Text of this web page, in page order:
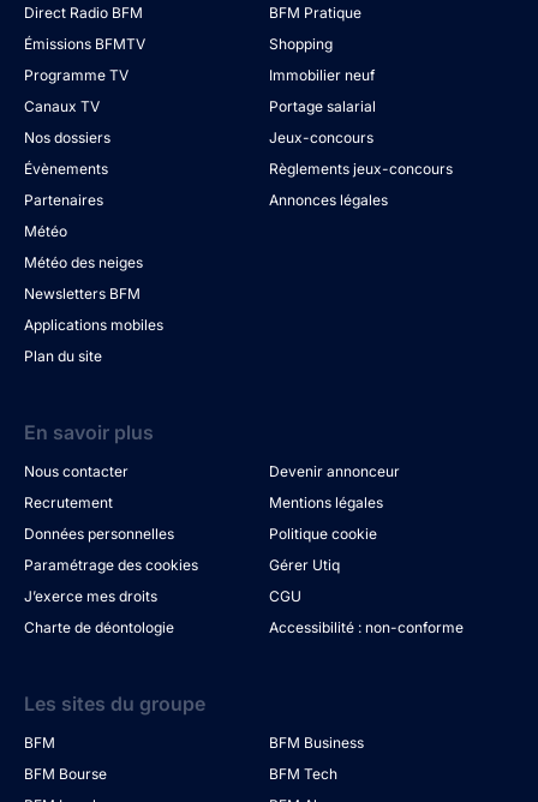
Direct Radio BFM
Émissions BFMTV
Programme TV
Canaux TV
Nos dossiers
Évènements
Partenaires
Météo
Météo des neiges
Newsletters BFM
Applications mobiles
Plan du site
BFM Pratique
Shopping
Immobilier neuf
Portage salarial
Jeux-concours
Règlements jeux-concours
Annonces légales
En savoir plus
Nous contacter
Devenir annonceur
Recrutement
Mentions légales
Données personnelles
Politique cookie
Paramétrage des cookies
Gérer Utiq
J’exerce mes droits
CGU
Charte de déontologie
Accessibilité : non-conforme
Les sites du groupe
BFM
BFM Business
BFM Bourse
BFM Tech